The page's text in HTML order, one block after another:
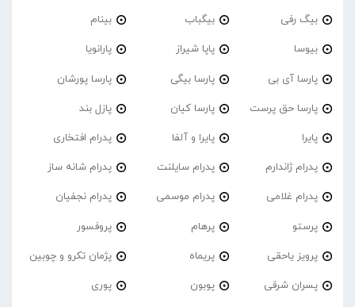
بیگ رفی بیگباب بینام
بیوسا پاپا شیراز پارانویا
پارسا آی بی پارسا بیگی پارسا پورشان
پارسا حق پرست پارسا کیان پازل بند
پایرا پایرا و آلفا پدرام افتخاری
پدرام ژاندارم پدرام‌ سایلنت پدرام شانه ساز
پدرام غلامی پدرام موسمی پدرام نجفیان
پرستو پرهام پروفسور
پرویز یاحقی پریماه پژمان تکرو و چوبین
پسران شرقی پوبون پوری